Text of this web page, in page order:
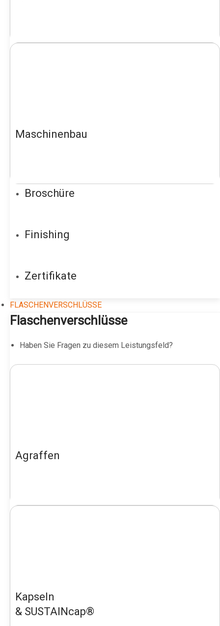
Maschinenbau
Broschüre
Finishing
Zertifikate
FLASCHENVERSCHLÜSSE
Flaschenverschlüsse
Haben Sie Fragen zu diesem Leistungsfeld?
Agraffen
Kapseln
& SUSTAINcap®